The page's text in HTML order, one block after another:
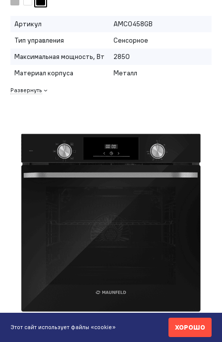
Артикул
AMCO458GB
Тип управления
Сенсорное
Максимальная мощность, Вт
2850
Материал корпуса
Металл
Развернуть
279 590 ₸
Этот сайт использует файлы «cookie» ХОРОШО